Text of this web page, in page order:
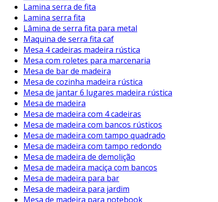
Lamina serra de fita
Lamina serra fita
Lâmina de serra fita para metal
Maquina de serra fita caf
Mesa 4 cadeiras madeira rústica
Mesa com roletes para marcenaria
Mesa de bar de madeira
Mesa de cozinha madeira rústica
Mesa de jantar 6 lugares madeira rústica
Mesa de madeira
Mesa de madeira com 4 cadeiras
Mesa de madeira com bancos rústicos
Mesa de madeira com tampo quadrado
Mesa de madeira com tampo redondo
Mesa de madeira de demolição
Mesa de madeira maciça com bancos
Mesa de madeira para bar
Mesa de madeira para jardim
Mesa de madeira para notebook